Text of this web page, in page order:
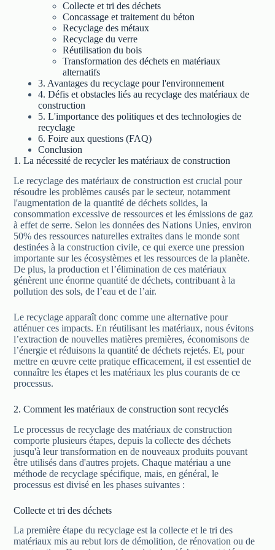
Collecte et tri des déchets
Concassage et traitement du béton
Recyclage des métaux
Recyclage du verre
Réutilisation du bois
Transformation des déchets en matériaux
alternatifs
3. Avantages du recyclage pour l'environnement
4. Défis et obstacles liés au recyclage des matériaux de
construction
5. L'importance des politiques et des technologies de
recyclage
6. Foire aux questions (FAQ)
Conclusion
1. La nécessité de recycler les matériaux de construction
Le recyclage des matériaux de construction est crucial pour
résoudre les problèmes causés par le secteur, notamment
l'augmentation de la quantité de déchets solides, la
consommation excessive de ressources et les émissions de gaz
à effet de serre. Selon les données des Nations Unies, environ
50% des ressources naturelles extraites dans le monde sont
destinées à la construction civile, ce qui exerce une pression
importante sur les écosystèmes et les ressources de la planète.
De plus, la production et l’élimination de ces matériaux
génèrent une énorme quantité de déchets, contribuant à la
pollution des sols, de l’eau et de l’air.
Le recyclage apparaît donc comme une alternative pour
atténuer ces impacts. En réutilisant les matériaux, nous évitons
l’extraction de nouvelles matières premières, économisons de
l’énergie et réduisons la quantité de déchets rejetés. Et, pour
mettre en œuvre cette pratique efficacement, il est essentiel de
connaître les étapes et les matériaux les plus courants de ce
processus.
2. Comment les matériaux de construction sont recyclés
Le processus de recyclage des matériaux de construction
comporte plusieurs étapes, depuis la collecte des déchets
jusqu'à leur transformation en de nouveaux produits pouvant
être utilisés dans d'autres projets. Chaque matériau a une
méthode de recyclage spécifique, mais, en général, le
processus est divisé en les phases suivantes :
Collecte et tri des déchets
La première étape du recyclage est la collecte et le tri des
matériaux mis au rebut lors de démolition, de rénovation ou de